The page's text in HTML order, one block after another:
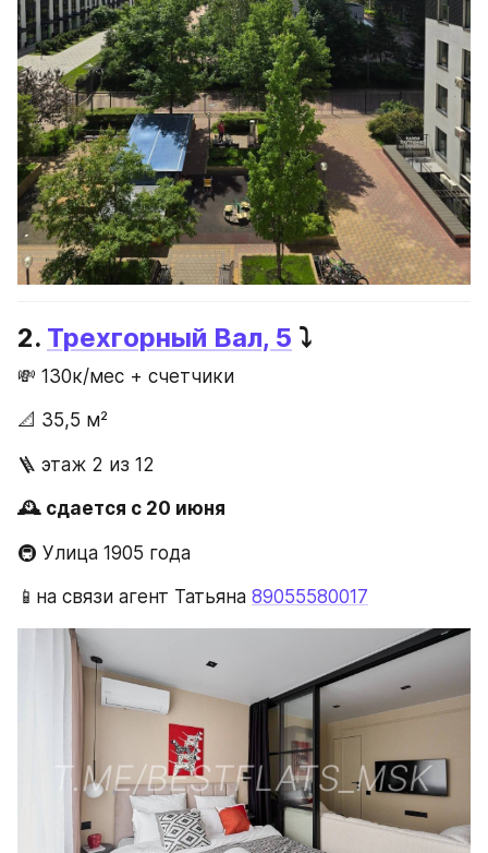
2. Трехгорный Вал, 5 ⤵️
💸 130к/мес + счетчики
📐 35,5 м²
🪜 этаж 2 из 12
🕰️ сдается с 20 июня
🚇 Улица 1905 года
📱на связи агент Татьяна 89055580017